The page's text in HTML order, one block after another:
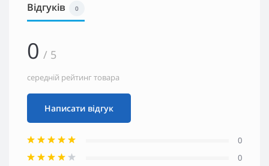
Відгуків 0
0 / 5
середній рейтинг товара
Написати відгук
0
0